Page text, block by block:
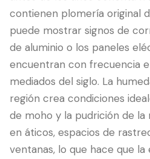
407-205-7228
Agendar
contienen plomería original
puede mostrar signos de
de aluminio o los paneles
encuentran con frecuencia
mediados del siglo. La
región crea condiciones
de moho y la pudrición de
en áticos, espacios de
ventanas, lo que hace que la